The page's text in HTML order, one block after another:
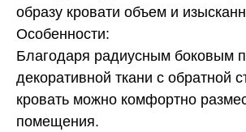
образу кровати объем и
Особенности:
Благодаря радиусным боковым
декоративной ткани с обратной
кровать можно комфортно
помещения.